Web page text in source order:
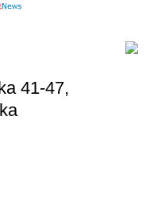
41-47,